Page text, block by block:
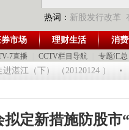
热词： 新股发行改革
7直播 CCTV栏目导航 专题汇总
市场 理财生活 消
江（下） （20120124 ）
拟定新措施防股市